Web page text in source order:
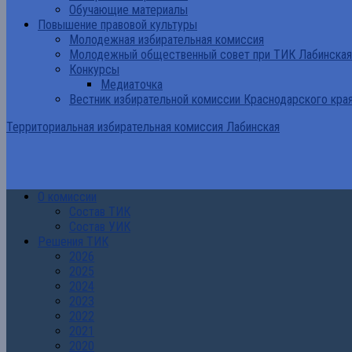
Обучающие материалы
Повышение правовой культуры
Молодежная избирательная комиссия
Молодежный общественный совет при ТИК Лабинская
Конкурсы
Медиаточка
Вестник избирательной комиссии Краснодарского
Территориальная избирательная комиссия Лабинская
О комиссии
Состав ТИК
Состав УИК
Решения ТИК
2026
2025
2024
2023
2022
2021
2020